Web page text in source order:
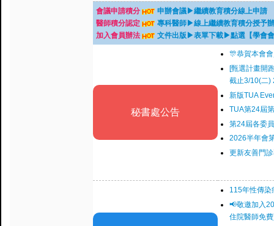
會議申請積分
申辦會議▶繼續教育積分線上申請
醫師積分認定
專科醫師▶線上繼續教育積分授予
加入會員辦法
文件出版▶表單下載▶點選【學會
秘書處公告
🎊恭賀本會
[甄選計畫開
截止3/10(二)
新版TUA
TUA第24屆
第24屆各委
2026半年會
更新友善門
115年性傳染
📢敬邀加入
住院醫師免